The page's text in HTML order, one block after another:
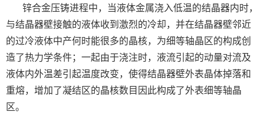
锌合金压铸进程中，当液体金属浇入低温的结晶器内时，
与结晶器壁接触的液体收到激烈的冷却，并在结晶器壁邻近
的过冷液体中产何时能很多的晶核，为细等轴晶区的构成创
造了热力学条件；一起由于浇注时，液流引起的动量对流及
液体内外温差引起温度改变，使得结晶器壁外表晶体掉落和
重熔，增加了凝结区的晶核数目因此构成了外表细等轴晶
区。